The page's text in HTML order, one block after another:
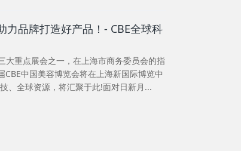
力品牌打造好产品！- CBE全球科
大重点展会之一，在上海市商务委员会的指
中国美容博览会将在上海新国际博览中
、全球资源，将汇聚于此!面对日新月...